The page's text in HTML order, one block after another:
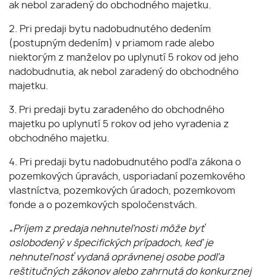
ak nebol zaradený do obchodného majetku.
2. Pri predaji bytu nadobudnutého dedením
(postupným dedením) v priamom rade alebo
niektorým z manželov po uplynutí 5 rokov od jeho
nadobudnutia, ak nebol zaradený do obchodného
majetku.
3. Pri predaji bytu zaradeného do obchodného
majetku po uplynutí 5 rokov od jeho vyradenia z
obchodného majetku.
4. Pri predaji bytu nadobudnutého podľa zákona o
pozemkových úpravách, usporiadaní pozemkového
vlastníctva, pozemkových úradoch, pozemkovom
fonde a o pozemkových spoločenstvách.
„Príjem z predaja nehnuteľnosti môže byť
oslobodený v špecifických prípadoch, keď je
nehnuteľnosť vydaná oprávnenej osobe podľa
reštitučných zákonov alebo zahrnutá do konkurznej